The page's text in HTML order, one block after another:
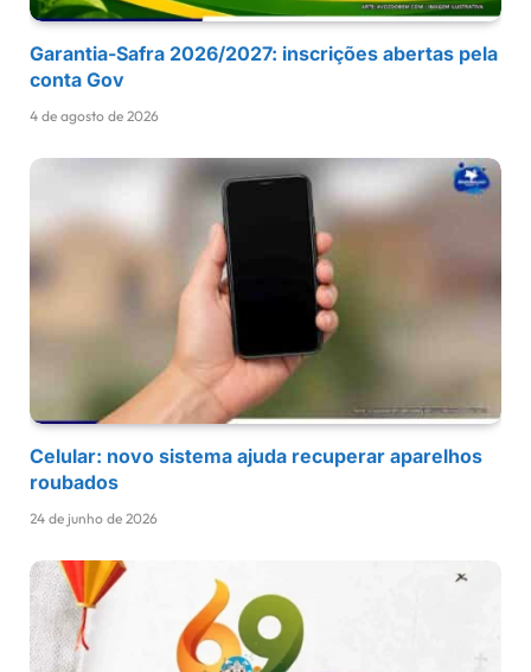
Garantia-Safra 2026/2027: inscrições abertas pela
conta Gov
4 de agosto de 2026
Celular: novo sistema ajuda recuperar aparelhos
roubados
24 de junho de 2026